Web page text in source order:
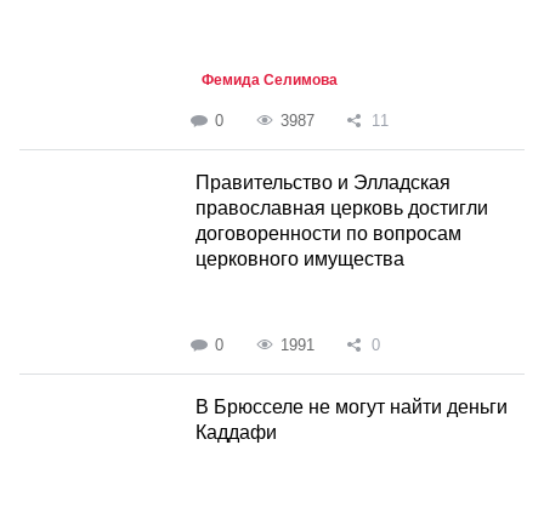
Фемида Селимова
0 3987 11
Правительство и Элладская
православная церковь достигли
договоренности по вопросам
церковного имущества
0 1991 0
В Брюсселе не могут найти деньги
Каддафи